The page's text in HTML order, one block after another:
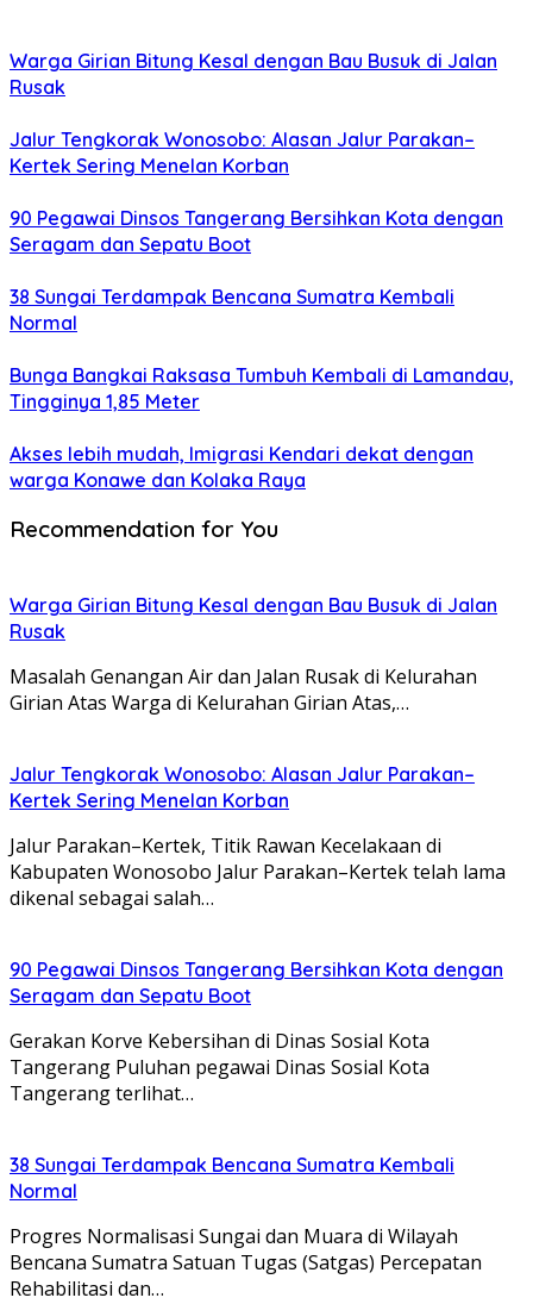
Warga Girian Bitung Kesal dengan Bau Busuk di Jalan
Rusak
Jalur Tengkorak Wonosobo: Alasan Jalur Parakan–
Kertek Sering Menelan Korban
90 Pegawai Dinsos Tangerang Bersihkan Kota dengan
Seragam dan Sepatu Boot
38 Sungai Terdampak Bencana Sumatra Kembali
Normal
Bunga Bangkai Raksasa Tumbuh Kembali di Lamandau,
Tingginya 1,85 Meter
Akses lebih mudah, Imigrasi Kendari dekat dengan
warga Konawe dan Kolaka Raya
Recommendation for You
Warga Girian Bitung Kesal dengan Bau Busuk di Jalan
Rusak
Masalah Genangan Air dan Jalan Rusak di Kelurahan
Girian Atas Warga di Kelurahan Girian Atas,…
Jalur Tengkorak Wonosobo: Alasan Jalur Parakan–
Kertek Sering Menelan Korban
Jalur Parakan–Kertek, Titik Rawan Kecelakaan di
Kabupaten Wonosobo Jalur Parakan–Kertek telah lama
dikenal sebagai salah…
90 Pegawai Dinsos Tangerang Bersihkan Kota dengan
Seragam dan Sepatu Boot
Gerakan Korve Kebersihan di Dinas Sosial Kota
Tangerang Puluhan pegawai Dinas Sosial Kota
Tangerang terlihat…
38 Sungai Terdampak Bencana Sumatra Kembali
Normal
Progres Normalisasi Sungai dan Muara di Wilayah
Bencana Sumatra Satuan Tugas (Satgas) Percepatan
Rehabilitasi dan…